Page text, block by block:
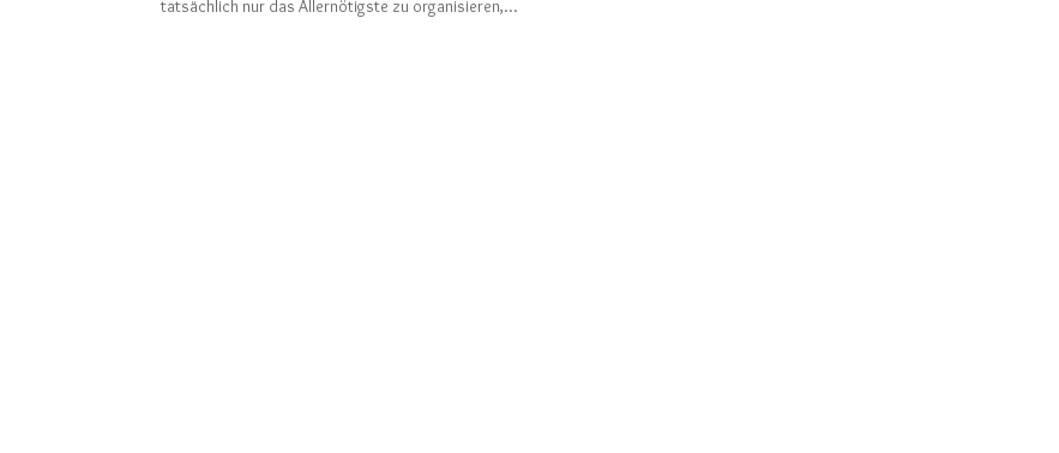
tatsächlich nur das Allernötigste zu organisieren,...